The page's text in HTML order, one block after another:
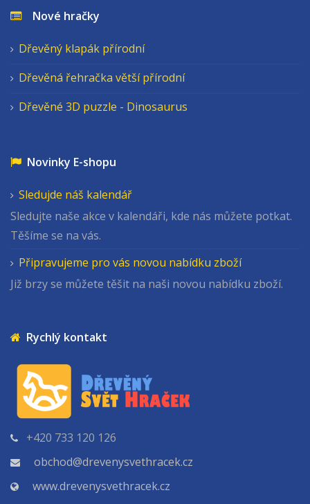
Nové hračky
Dřevěný klapák přírodní
Dřevěná řehračka větší přírodní
Dřevěné 3D puzzle - Dinosaurus
Novinky E-shopu
Sledujde náš kalendář
Sledujte naše akce v kalendáři, kde nás můžete potkat.
Těšíme se na vás.
Připravujeme pro vás novou nabídku zboží
Již brzy se můžete těšit na naši novou nabídku zboží.
Rychlý kontakt
+420 733 120 126
obchod@drevenysvethracek.cz
www.drevenysvethracek.cz